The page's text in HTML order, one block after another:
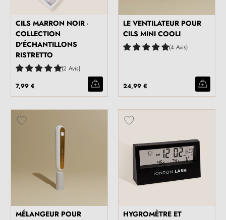
CILS MARRON NOIR -
COLLECTION
D'ÉCHANTILLONS
RISTRETTO
2 Avis
7,99 €
LE VENTILATEUR POUR
CILS MINI COOLI
4 Avis
24,99 €
MÉLANGEUR POUR
HYGROMÈTRE ET